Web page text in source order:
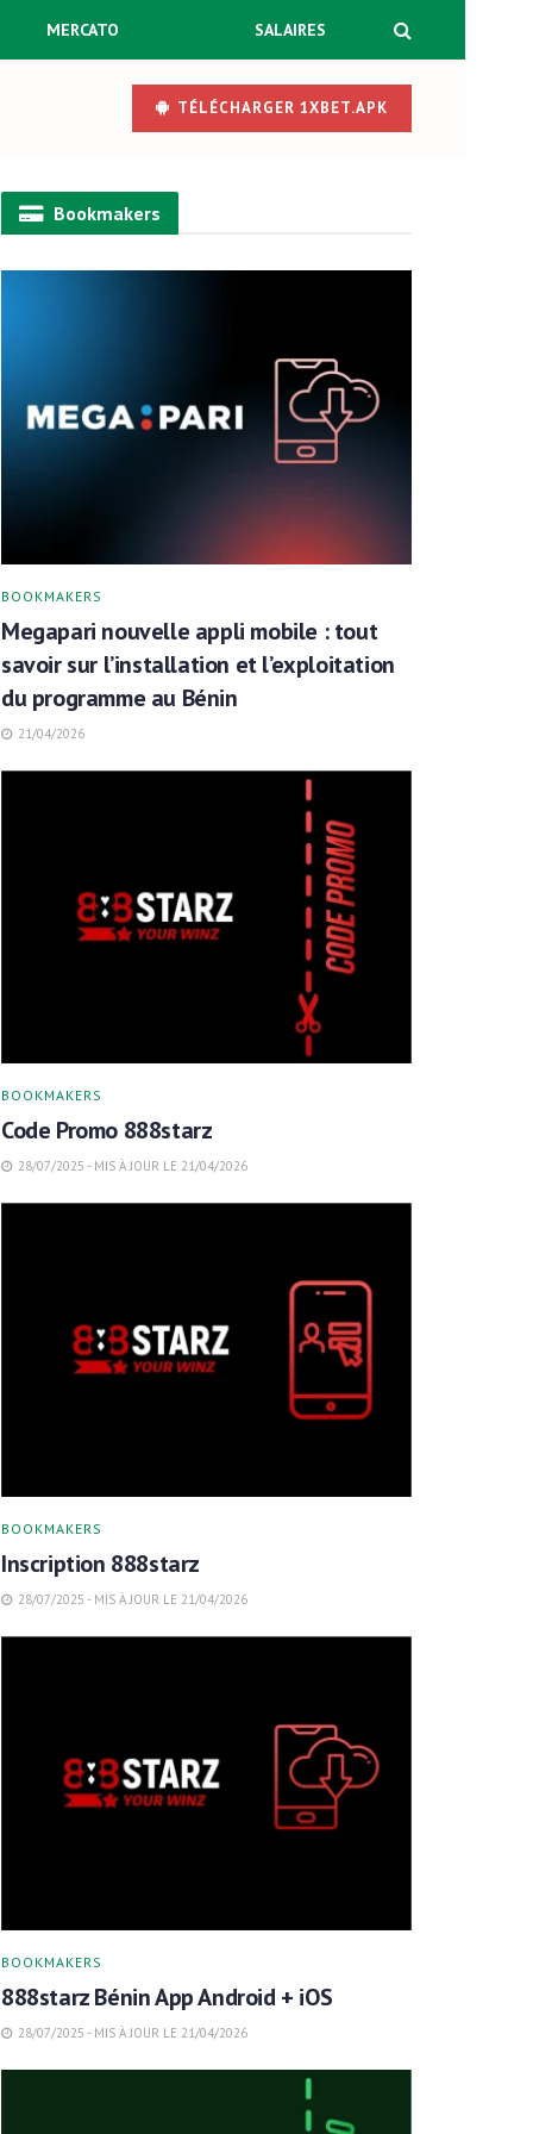
MERCATO SALAIRES
TÉLÉCHARGER 1XBET.APK
Bookmakers
BOOKMAKERS
Megapari nouvelle appli mobile : tout
savoir sur l’installation et l’exploitation
du programme au Bénin
21/04/2026
BOOKMAKERS
Code Promo 888starz
28/07/2025 - MIS À JOUR LE 21/04/2026
BOOKMAKERS
Inscription 888starz
28/07/2025 - MIS À JOUR LE 21/04/2026
BOOKMAKERS
888starz Bénin App Android + iOS
28/07/2025 - MIS À JOUR LE 21/04/2026